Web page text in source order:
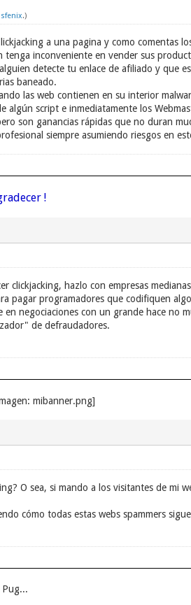
sfenix.)
a una pagina y como comentas
tenga inconveniente en vender sus
detecte tu enlace de afiliado y que
baneado.
las web contienen en su interior
algún script e inmediatamente los
son ganancias rápidas que no duran
siempre asumiendo riesgos en
!
clickjacking, hazlo con empresas
pagar programadores que codifiquen
en negociaciones con un grande hace no
de defraudadores.
O sea, si mando a los visitantes de mi
cómo todas estas webs spammers